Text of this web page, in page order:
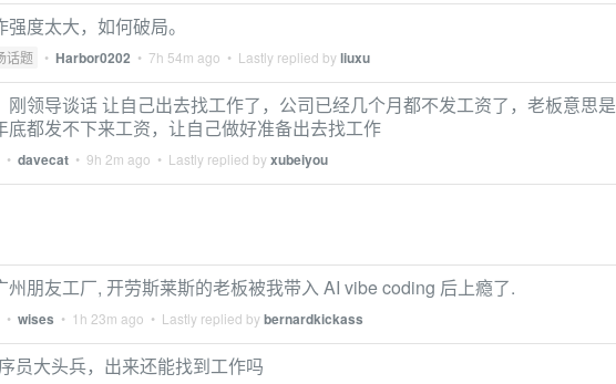
强度太大，如何破局。
话题 • Harbor0202 • 7h 54m ago • Lastly replied byliuxu
刚领导谈话 让自己出去找工作了，公司已经几个月都不发工资了，老板意思是
底都发不下来工资，让自己做好准备出去找工作
• davecat • 9h 2m ago • Lastly replied byxubeiyou
州朋友工厂, 开劳斯莱斯的老板被我带入 AI vibe coding 后上瘾了.
• wises • 1h 23m ago • Lastly replied bybernardkickass
员大头兵，出来还能找到工作吗